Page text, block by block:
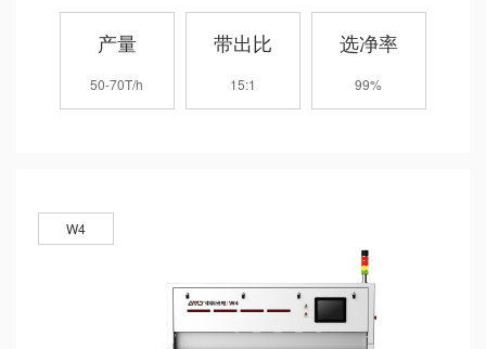
产量
50-70T/h
带出比
15:1
选净率
99%
W4